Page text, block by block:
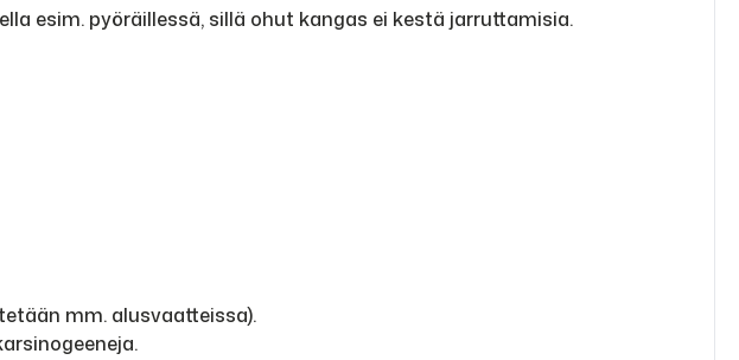
esim. pyöräillessä, sillä ohut kangas ei kestä jarruttamisia.
mm. alusvaatteissa).